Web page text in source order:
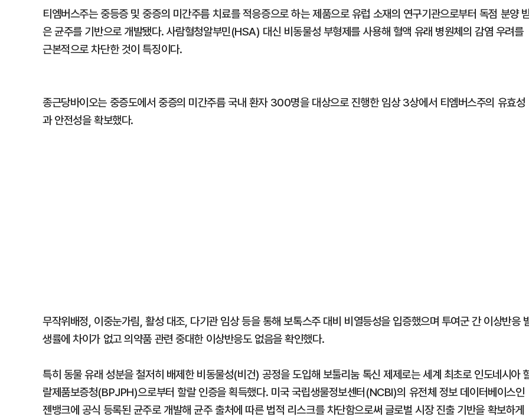
티엠버스주는 중등증 및 중증의 미간주름 치료를 적응증으로 하는 제품으로 유럽 소재의 연구기관으로부터 독점 분양
은 균주를 기반으로 개발됐다. 사람혈청알부민(HSA) 대신 비동물성 부형제를 사용해 혈액 유래 병원체의 감염 우려를
근본적으로 차단한 것이 특징이다.
종근당바이오는 중증도에서 중증의 미간주름 국내 환자 300명을 대상으로 진행한 임상 3상에서 티엠버스주의 유효성
과 안전성을 확보했다.
무작위배정, 이중눈가림, 활성 대조, 다기관 임상 등을 통해 보톡스주 대비 비열등성을 입증했으며 투여군 간 이상반응
생률에 차이가 없고 의약품 관련 중대한 이상반응도 없음을 확인했다.
특히 동물 유래 성분을 철저히 배제한 비동물성(비건) 공정을 도입해 보툴리눔 톡신 제제로는 세계 최초로 인도네시아
랄제품보증청(BPJPH)으로부터 할랄 인증을 획득했다. 미국 국립생물정보센터(NCBI)의 유전체 정보 데이터베이스인
젠뱅크에 공식 등록된 균주로 개발해 균주 출처에 따른 법적 리스크를 차단함으로써 글로벌 시장 진출 기반을 확보하게